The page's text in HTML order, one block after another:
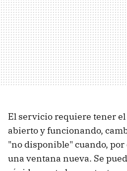
El servicio requiere tener
abierto y funcionando,
"no disponible" cuando,
una ventana nueva. Se